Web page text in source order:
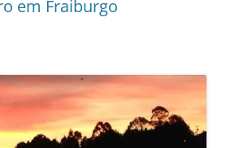
em Fraiburgo